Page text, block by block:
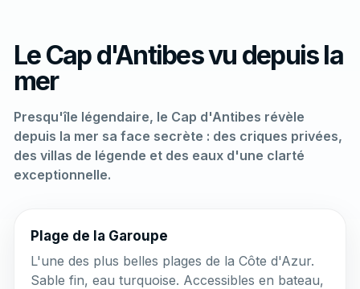
Le Cap d'Antibes vu depuis la
mer
Presqu'île légendaire, le Cap d'Antibes révèle
depuis la mer sa face secrète : des criques privées,
des villas de légende et des eaux d'une clarté
exceptionnelle.
Plage de la Garoupe
L'une des plus belles plages de la Côte d'Azur.
Sable fin, eau turquoise. Accessibles en bateau,